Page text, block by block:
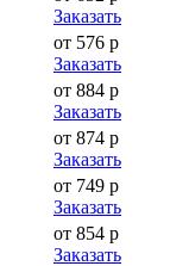
Заказать
от 576 р
Заказать
от 884 р
Заказать
от 874 р
Заказать
от 749 р
Заказать
от 854 р
Заказать